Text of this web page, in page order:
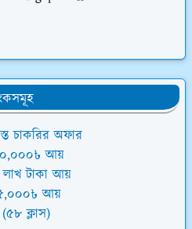
চাকরির অফার
আয়
লাখ টাকা আয়
আয়
ক্লাস)